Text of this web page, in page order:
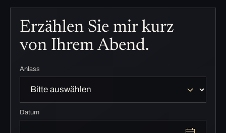
Erzählen Sie mir kurz
von Ihrem Abend.
Anlass
Datum